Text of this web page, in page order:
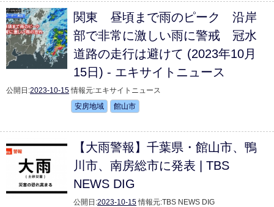
関東 昼頃まで雨のピーク 沿岸
部で非常に激しい雨に警戒 冠水
道路の走行は避けて (2023年10月
15日) - エキサイトニュース
公開日:2023-10-15 情報元:エキサイトニュース
安房地域
館山市
【大雨警報】千葉県・館山市、鴨
川市、南房総市に発表 | TBS
NEWS DIG
公開日:2023-10-15 情報元:TBS NEWS DIG